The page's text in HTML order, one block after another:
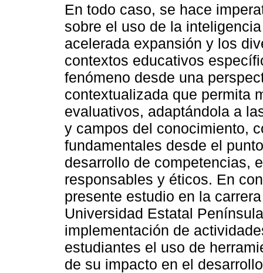
En todo caso, se hace
sobre el uso de la
acelerada expansión y los
contextos educativos
fenómeno desde una
contextualizada que permita
evaluativos, adaptándola a
y campos del conocimiento,
fundamentales desde el
desarrollo de competencias,
responsables y éticos. En
presente estudio en la
Universidad Estatal
implementación de
estudiantes el uso de
de su impacto en el